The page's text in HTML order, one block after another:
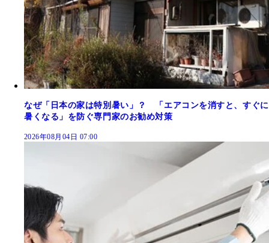
なぜ「日本の家は特別暑い」？ 「エアコンを消すと、すぐに
暑くなる」を防ぐ専門家のお勧め対策
2026年08月04日 07:00